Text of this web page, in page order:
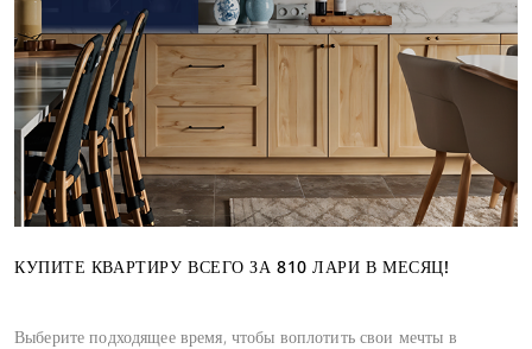
КУПИТЕ КВАРТИРУ ВСЕГО ЗА 810 ЛАРИ В МЕСЯЦ!
Выберите подходящее время, чтобы воплотить свои мечты в